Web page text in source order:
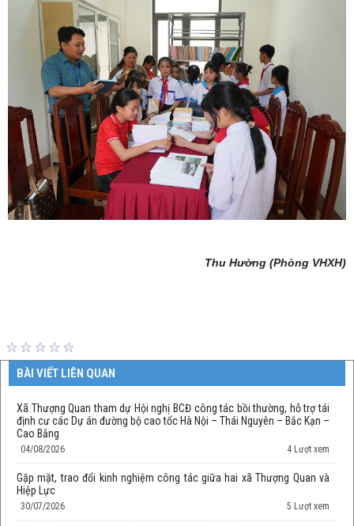
Thu Hường (Phòng VHXH)
BÀI VIẾT LIÊN QUAN
Xã Thượng Quan tham dự Hội nghị BCĐ công tác bồi thường, hỗ trợ tái
định cư các Dự án đường bộ cao tốc Hà Nội – Thái Nguyên – Bắc Kạn –
Cao Bằng
04/08/2026 4 Lượt xem
Gặp mặt, trao đổi kinh nghiệm công tác giữa hai xã Thượng Quan và
Hiệp Lực
30/07/2026 5 Lượt xem